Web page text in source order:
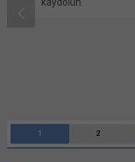
gönderiye erişmek için 1
Kullanıcılı // 6 Aylık Abonelik,
1 2